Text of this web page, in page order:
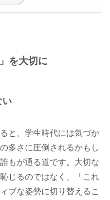
を大切に
い
と、学生時代には気づか
多さに圧倒されるかもし
もが通る道です。大切な
じるのではなく、「これ
ブな姿勢に切り替えるこ